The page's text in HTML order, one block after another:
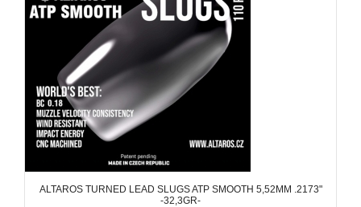
ALTAROS TURNED LEAD SLUGS ATP SMOOTH 5,52MM .2173"
-32,3GR-